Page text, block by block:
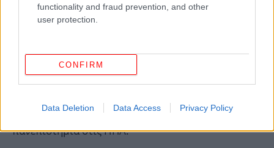
functionality and fraud prevention, and other
user protection.
CONFIRM
Data Deletion Data Access Privacy Policy
Είναι βραβευμένη καλλιτέχνιδα, με κορυφαία
Φλωρεντίας το 2005. Μιλάει άπταιστα τρεις
γλώσσες (αγγλικά, γαλλικά και ιταλικά), ενώ τα έργα
της κοσμούν κεντρικά σημεία του νησιού της, όπως
η προτομή του Ιωάννη Καποδίστρια στην Ιόνιο
Ακαδημία, αλλά και χώρους στο εξωτερικό, όπως
πανεπιστήμια στις ΗΠΑ.